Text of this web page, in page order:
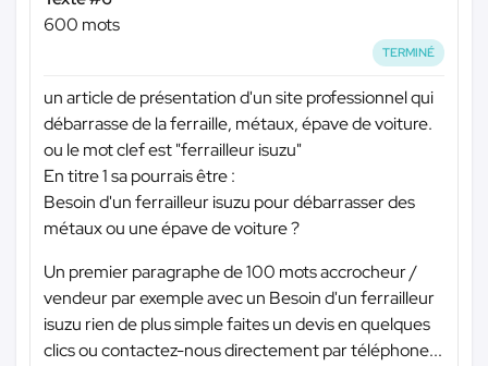
600 mots
TERMINÉ
un article de présentation d'un site professionnel qui
débarrasse de la ferraille, métaux, épave de voiture.
ou le mot clef est "ferrailleur isuzu"
En titre 1 sa pourrais être :
Besoin d'un ferrailleur isuzu pour débarrasser des
métaux ou une épave de voiture ?
Un premier paragraphe de 100 mots accrocheur /
vendeur par exemple avec un Besoin d'un ferrailleur
isuzu rien de plus simple faites un devis en quelques
clics ou contactez-nous directement par téléphone...